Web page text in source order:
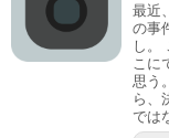
最近
の事
し。
こに
思う
ら、
では